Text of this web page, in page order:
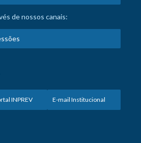
de nossos canais:
INPREV E-mail Institucional